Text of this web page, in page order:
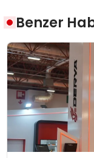
Benzer